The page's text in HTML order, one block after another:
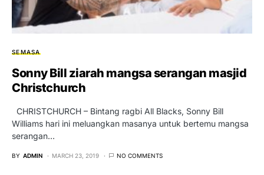
SEMASA
Sonny Bill ziarah mangsa serangan masjid
Christchurch
CHRISTCHURCH – Bintang ragbi All Blacks, Sonny Bill
Williams hari ini meluangkan masanya untuk bertemu mangsa
serangan…
BY ADMIN MARCH 23, 2019 NO COMMENTS